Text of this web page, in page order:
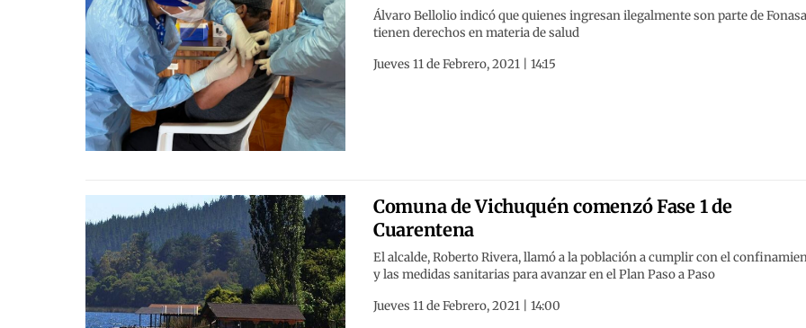
Álvaro Bellolio indicó que quienes ingresan ilegalmente son parte de
tienen derechos en materia de salud
Jueves 11 de Febrero, 2021 | 14:15
Comuna de Vichuquén comenzó Fase 1 de
Cuarentena
El alcalde, Roberto Rivera, llamó a la población a cumplir con el
y las medidas sanitarias para avanzar en el Plan Paso a Paso
Jueves 11 de Febrero, 2021 | 14:00